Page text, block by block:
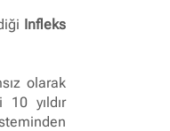
Infleks
olarak
yıldır